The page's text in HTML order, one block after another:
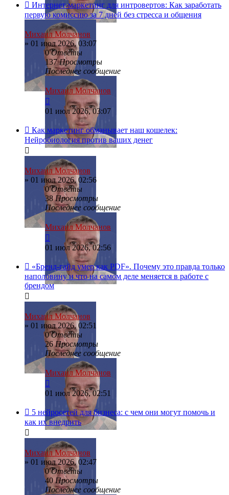
Интернет-маркетинг для интровертов: Как заработать
первую комиссию за 7 дней без стресса и общения
Михаил Молчанов
» 01 июл 2026, 03:07
0Ответы
137Просмотры
Последнее сообщение
Михаил Молчанов
01 июл 2026, 03:07
Как маркетинг обманывает наш кошелек:
Нейробиология против ваших денег
Михаил Молчанов
» 01 июл 2026, 02:56
0Ответы
38Просмотры
Последнее сообщение
Михаил Молчанов
01 июл 2026, 02:56
«Бренд-гайд умер как PDF». Почему это правда только
наполовину и что на самом деле меняется в работе с
брендом
Михаил Молчанов
» 01 июл 2026, 02:51
0Ответы
26Просмотры
Последнее сообщение
Михаил Молчанов
01 июл 2026, 02:51
5 нейросетей для бизнеса: с чем они могут помочь и
как их внедрить
Михаил Молчанов
» 01 июл 2026, 02:47
0Ответы
40Просмотры
Последнее сообщение